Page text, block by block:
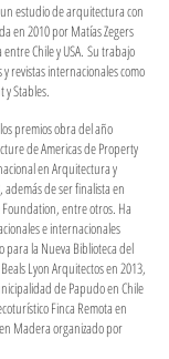
estudio de arquitectura con
en 2010 por Matías Zegers
Chile y USA. Su trabajo
revistas internacionales como
y Stables.
premios obra del año
de Americas de Property
en Arquitectura y
además de ser finalista en
entre otros. Ha
e internacionales
la Nueva Biblioteca del
Lyon Arquitectos en 2013,
de Papudo en Chile
Finca Remota en
Madera organizado por